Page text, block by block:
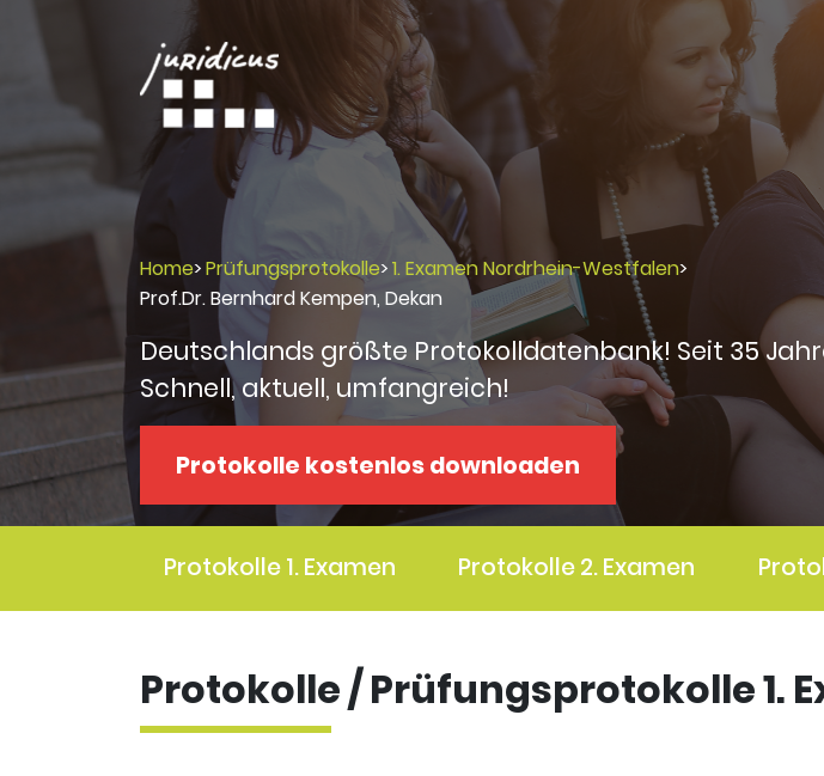
Home>Prüfungsprotokolle>1. Examen Nordrhein-Westfalen>
Prof.Dr. Bernhard Kempen, Dekan
Deutschlands größte Protokolldatenbank! Seit 35
Schnell, aktuell, umfangreich!
Protokolle kostenlos downloaden
Protokolle 1. Examen Protokolle 2. Examen
Protokolle / Prüfungsprotokolle 1.